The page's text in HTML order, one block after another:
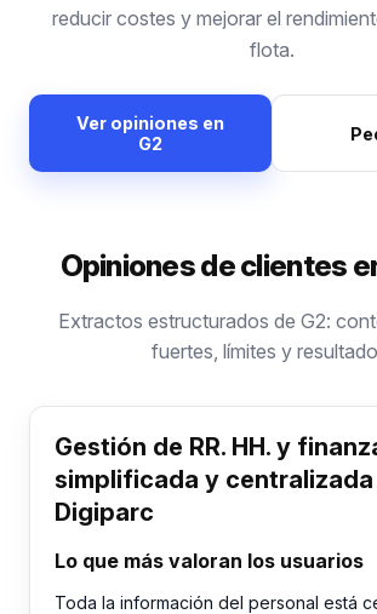
reducir costes y mejorar el
flota.
Ver opiniones en
G2
Opiniones de clientes
Extractos estructurados de G2:
fuertes, límites y
Gestión de RR. HH. y
simplificada y
Digiparc
Lo que más valoran los usuarios
Toda la información del personal está